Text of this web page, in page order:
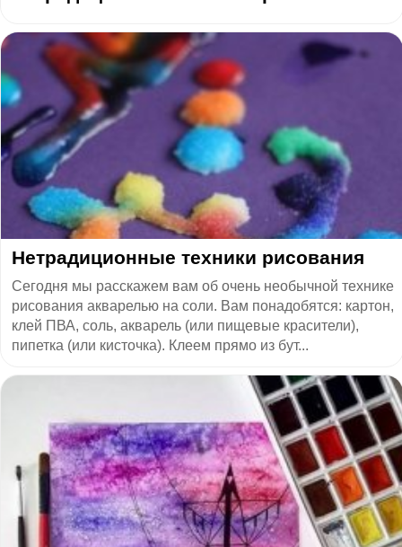
Нетрадиционные техники рисования
Сегодня мы расскажем вам об очень необычной технике
рисования акварелью на соли. Вам понадобятся: картон,
клей ПВА, соль, акварель (или пищевые красители),
пипетка (или кисточка). Клеем прямо из бут...